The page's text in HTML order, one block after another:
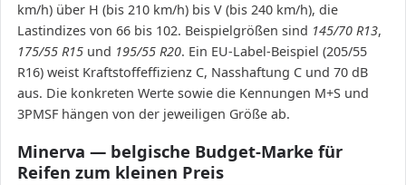
km/h) über H (bis 210 km/h) bis V (bis 240 km/h), die
Lastindizes von 66 bis 102. Beispielgrößen sind 145/70 R13,
175/55 R15 und 195/55 R20. Ein EU-Label-Beispiel (205/55
R16) weist Kraftstoffeffizienz C, Nasshaftung C und 70 dB
aus. Die konkreten Werte sowie die Kennungen M+S und
3PMSF hängen von der jeweiligen Größe ab.
Minerva — belgische Budget-Marke für
Reifen zum kleinen Preis